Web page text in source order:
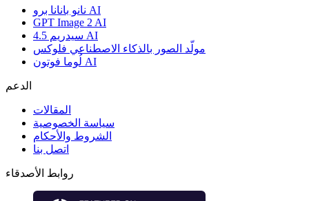
نانو بانانا برو AI
GPT Image 2 AI
سيدريم 4.5 AI
مولّد الصور بالذكاء الاصطناعي فلوكس
لُوما فوتون AI
الدعم
المقالات
سياسة الخصوصية
الشروط والأحكام
اتصل بنا
روابط الأصدقاء